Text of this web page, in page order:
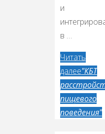
и
в …
Читать
далее"КБТ
пищевого
поведения"